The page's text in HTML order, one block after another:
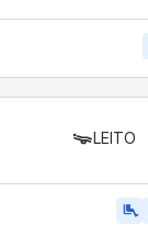
LEITO
airline_seat_legroom_extra